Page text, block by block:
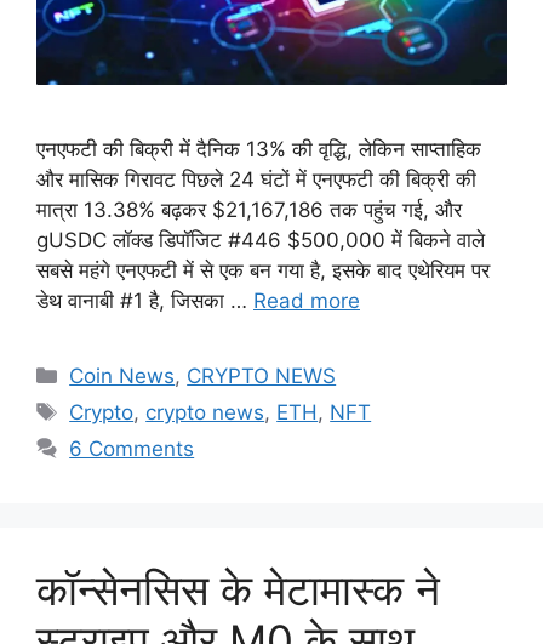
एनएफटी की बिक्री में दैनिक 13% की वृद्धि, लेकिन साप्ताहिक
और मासिक गिरावट पिछले 24 घंटों में एनएफटी की बिक्री की
मात्रा 13.38% बढ़कर $21,167,186 तक पहुंच गई, और
gUSDC लॉक्ड डिपॉजिट #446 $500,000 में बिकने वाले
सबसे महंगे एनएफटी में से एक बन गया है, इसके बाद एथेरियम पर
डेथ वानाबी #1 है, जिसका … Read more
Categories
Coin News, CRYPTO NEWS
Tags
Crypto, crypto news, ETH , NFT
6 Comments
कॉन्सेनसिस के मेटामास्क ने